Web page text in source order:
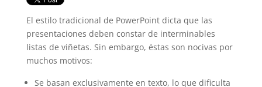
El estilo tradicional de PowerPoint dicta que las
presentaciones deben constar de interminables
listas de viñetas. Sin embargo, éstas son nocivas por
muchos motivos:
Se basan exclusivamente en texto, lo que dificulta